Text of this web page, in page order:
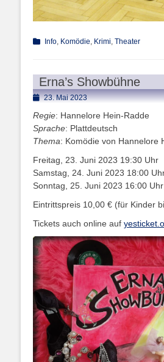
Kategorien
Info, Komödie, Krimi, Theater
Erna’s Showbühne
Posted23. Mai 2023
Regie: Hannelore Hein-Radde
Sprache: Plattdeutsch
Thema: Komödie von Hannelore
Freitag, 23. Juni 2023 19:30 Uhr
Samstag, 24. Juni 2023 18:00
Sonntag, 25. Juni 2023 16:00 Uhr
Eintrittspreis 10,00 € (für Kinder
Tickets auch online auf